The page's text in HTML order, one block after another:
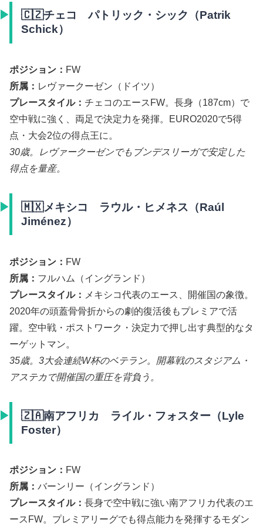
🇨🇿チェコ パトリック・シック（Patrik
Schick）
ポジション： FW
所属： レヴァークーゼン（ドイツ）
プレースタイル： チェコのエースFW。長身（187cm）で
空中戦に強く、両足で決定力を発揮。EURO2020で5得
点・大会2位の得点王に。
30歳。レヴァークーゼンでもブンデスリーガで安定した
得点を量産。
🇲🇽メキシコ ラウル・ヒメネス（Raúl
Jiménez）
ポジション： FW
所属： フルハム（イングランド）
プレースタイル： メキシコ代表のエース、開催国の象徴。
2020年の頭蓋骨骨折からの劇的復活後もプレミアで活
躍。空中戦・ポストワーク・決定力で押し出す典型的なタ
ーゲットマン。
35歳。3大会連続W杯のベテラン。開幕戦のスタジアム・
アステカで開催国の重圧を背負う。
🇿🇦南アフリカ ライル・フォスター（Lyle
Foster）
ポジション： FW
所属： バーンリー（イングランド）
プレースタイル： 長身で空中戦に強い南アフリカ代表のエ
ースFW。プレミアリーグでも得点能力を発揮するモダン